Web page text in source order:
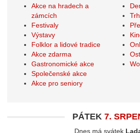
Akce na hradech a
zámcích
Festivaly
Výstavy
Folklor a lidové tradice
Akce zdarma
Gastronomické akce
Společenské akce
Akce pro seniory
PÁTEK 7.
Dnes má svátek